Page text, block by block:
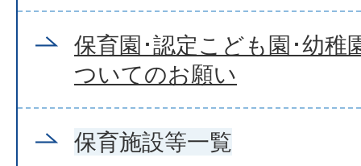
保育園･認定こども園･幼稚
ついてのお願い
保育施設等一覧